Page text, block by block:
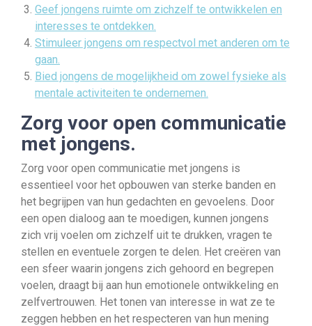
Geef jongens ruimte om zichzelf te ontwikkelen en
interesses te ontdekken.
Stimuleer jongens om respectvol met anderen om te
gaan.
Bied jongens de mogelijkheid om zowel fysieke als
mentale activiteiten te ondernemen.
Zorg voor open communicatie
met jongens.
Zorg voor open communicatie met jongens is
essentieel voor het opbouwen van sterke banden en
het begrijpen van hun gedachten en gevoelens. Door
een open dialoog aan te moedigen, kunnen jongens
zich vrij voelen om zichzelf uit te drukken, vragen te
stellen en eventuele zorgen te delen. Het creëren van
een sfeer waarin jongens zich gehoord en begrepen
voelen, draagt bij aan hun emotionele ontwikkeling en
zelfvertrouwen. Het tonen van interesse in wat ze te
zeggen hebben en het respecteren van hun mening